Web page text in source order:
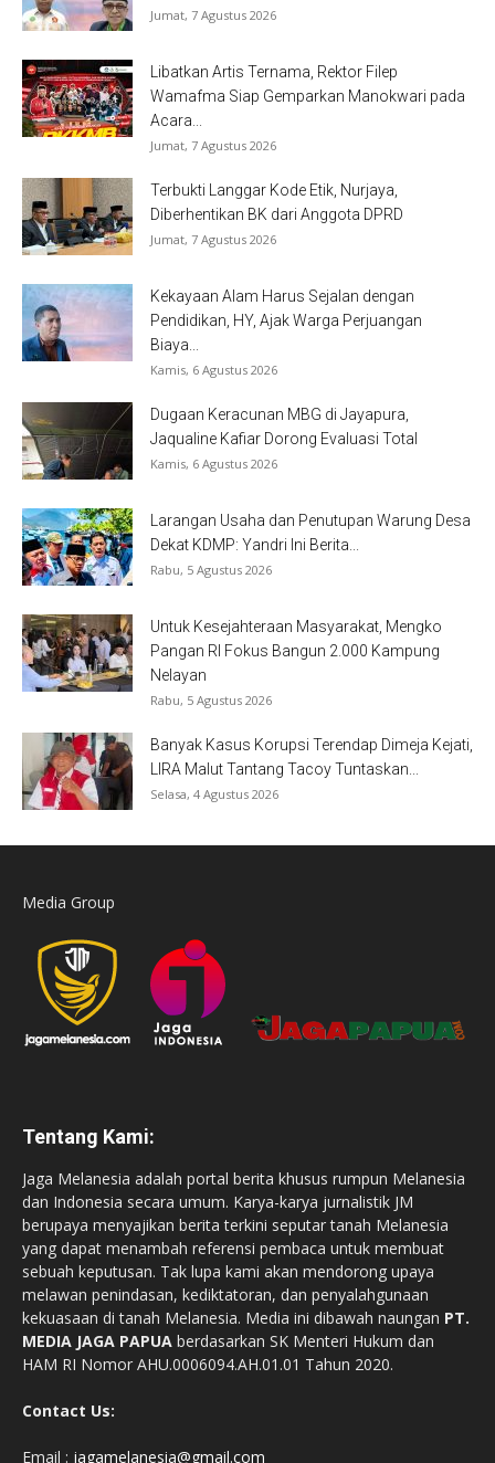
Jumat, 7 Agustus 2026
Libatkan Artis Ternama, Rektor Filep
Wamafma Siap Gemparkan Manokwari pada
Acara...
Jumat, 7 Agustus 2026
Terbukti Langgar Kode Etik, Nurjaya,
Diberhentikan BK dari Anggota DPRD
Jumat, 7 Agustus 2026
Kekayaan Alam Harus Sejalan dengan
Pendidikan, HY, Ajak Warga Perjuangan
Biaya...
Kamis, 6 Agustus 2026
Dugaan Keracunan MBG di Jayapura,
Jaqualine Kafiar Dorong Evaluasi Total
Kamis, 6 Agustus 2026
Larangan Usaha dan Penutupan Warung Desa
Dekat KDMP: Yandri Ini Berita...
Rabu, 5 Agustus 2026
Untuk Kesejahteraan Masyarakat, Mengko
Pangan RI Fokus Bangun 2.000 Kampung
Nelayan
Rabu, 5 Agustus 2026
Banyak Kasus Korupsi Terendap Dimeja Kejati,
LIRA Malut Tantang Tacoy Tuntaskan...
Selasa, 4 Agustus 2026
Media Group
Tentang Kami:
Jaga Melanesia adalah portal berita khusus rumpun Melanesia
dan Indonesia secara umum. Karya-karya jurnalistik JM
berupaya menyajikan berita terkini seputar tanah Melanesia
yang dapat menambah referensi pembaca untuk membuat
sebuah keputusan. Tak lupa kami akan mendorong upaya
melawan penindasan, kediktatoran, dan penyalahgunaan
kekuasaan di tanah Melanesia. Media ini dibawah naungan PT.
MEDIA JAGA PAPUA berdasarkan SK Menteri Hukum dan
HAM RI Nomor AHU.0006094.AH.01.01 Tahun 2020.
Contact Us:
Email : jagamelanesia@gmail.com